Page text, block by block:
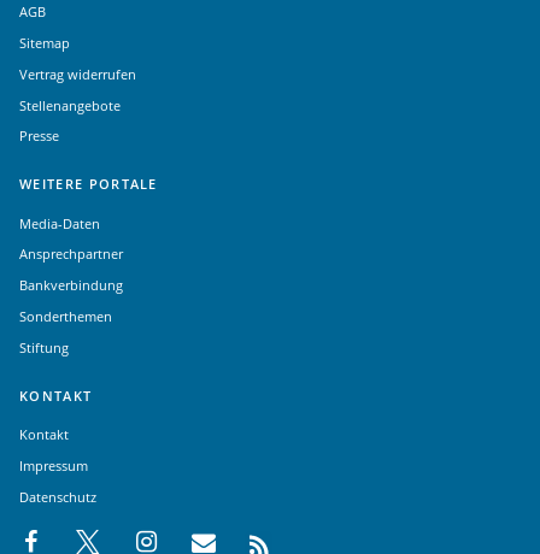
AGB
Sitemap
Vertrag widerrufen
Stellenangebote
Presse
WEITERE PORTALE
Media-Daten
Ansprechpartner
Bankverbindung
Sonderthemen
Stiftung
KONTAKT
Kontakt
Impressum
Datenschutz